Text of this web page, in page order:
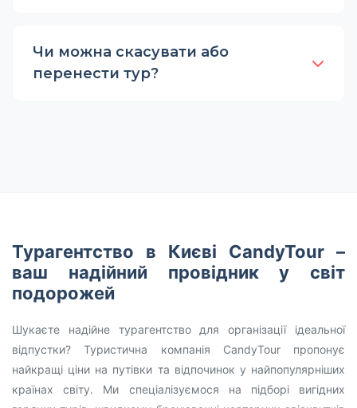
Чи можна скасувати або
перенести тур?
Турагентство в Києві CandyTour –
ваш надійний провідник у світ
подорожей
Шукаєте надійне турагентство для організації ідеальної
відпустки? Туристична компанія CandyTour пропонує
найкращі ціни на путівки та відпочинок у найпопулярніших
країнах світу. Ми спеціалізуємося на підборі вигідних